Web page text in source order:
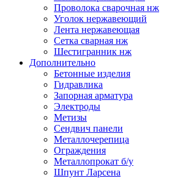
Проволока сварочная нж
Уголок нержавеющий
Лента нержавеющая
Сетка сварная нж
Шестигранник нж
Дополнительно
Бетонные изделия
Гидравлика
Запорная арматура
Электроды
Метизы
Сендвич панели
Металлочерепица
Ограждения
Металлопрокат б/у
Шпунт Ларсена